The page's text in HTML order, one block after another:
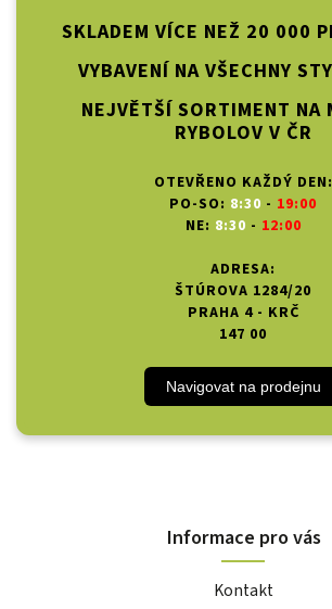
SKLADEM VÍCE NEŽ 20 000
VYBAVENÍ NA VŠECHNY
NEJVĚTŠÍ SORTIMENT NA
RYBOLOV V ČR
OTEVŘENO KAŽDÝ DEN:
PO-SO: 8:30 - 19:00
NE: 8:30 - 12:00
ADRESA:
ŠTÚROVA 1284/20
PRAHA 4 - KRČ
147 00
Navigovat na prodejnu
Informace pro vás
Kontakt